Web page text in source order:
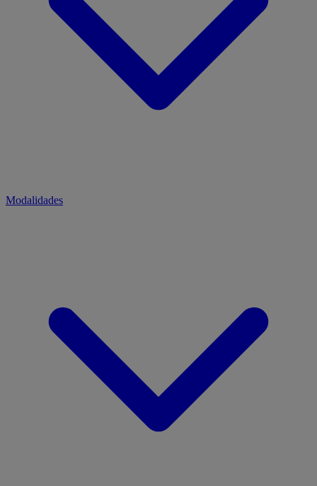
Modalidades